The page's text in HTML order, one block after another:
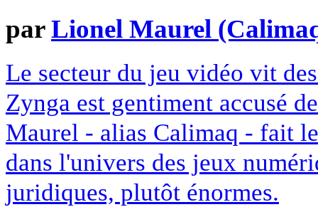
parLionel Maurel
Le secteur du jeu vidéo vit
Zynga est gentiment accusé
Maurel - alias Calimaq - fait
dans l'univers des jeux
juridiques, plutôt énormes.